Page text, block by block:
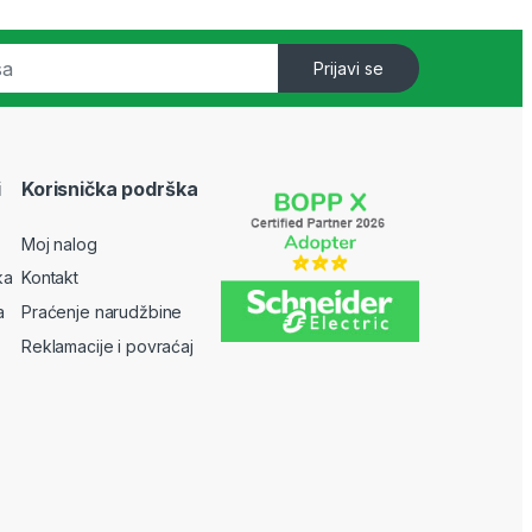
Prijavi se
Korisnička podrška
Moj nalog
Kontakt
Praćenje narudžbine
Reklamacije i povraćaj